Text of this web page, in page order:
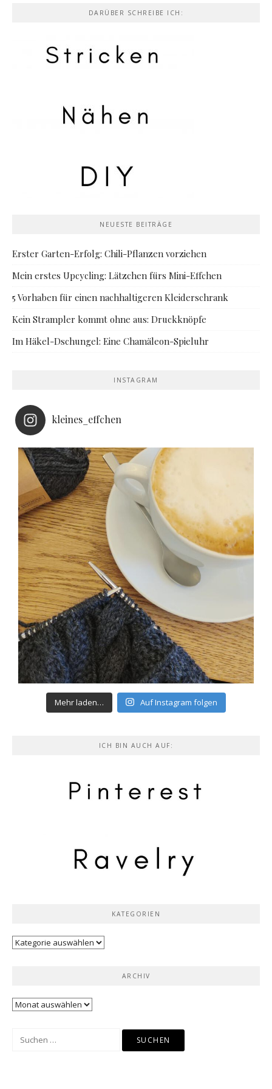
DARÜBER SCHREIBE ICH:
NEUESTE BEITRÄGE
Erster Garten-Erfolg: Chili-Pflanzen vorziehen
Mein erstes Upcycling: Lätzchen fürs Mini-Effchen
5 Vorhaben für einen nachhaltigeren Kleiderschrank
Kein Strampler kommt ohne aus: Druckknöpfe
Im Häkel-Dschungel: Eine Chamäleon-Spieluhr
INSTAGRAM
kleines_effchen
Mehr laden… Auf Instagram folgen
ICH BIN AUCH AUF:
KATEGORIEN
Kategorien
ARCHIV
Archiv
Suchen